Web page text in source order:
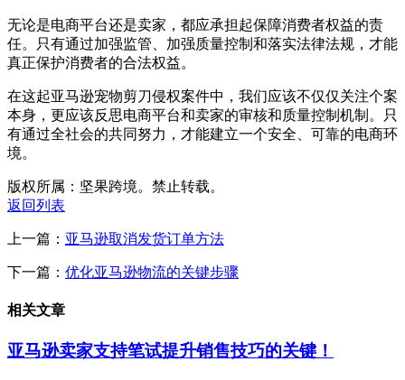
无论是电商平台还是卖家，都应承担起保障消费者权益的责
任。只有通过加强监管、加强质量控制和落实法律法规，才能
真正保护消费者的合法权益。
在这起亚马逊宠物剪刀侵权案件中，我们应该不仅仅关注个案
本身，更应该反思电商平台和卖家的审核和质量控制机制。只
有通过全社会的共同努力，才能建立一个安全、可靠的电商环
境。
版权所属：坚果跨境。禁止转载。
返回列表
上一篇： 亚马逊取消发货订单方法
下一篇： 优化亚马逊物流的关键步骤
相关文章
亚马逊卖家支持笔试提升销售技巧的关键！